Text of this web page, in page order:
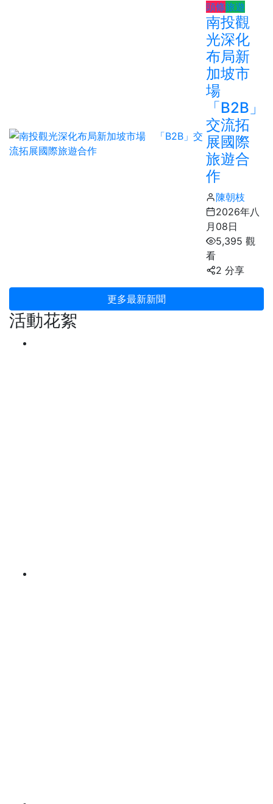
頭條旅遊
南投觀
光深化
布局新
加坡市
場
「B2B」
交流拓
展國際
旅遊合
作
陳朝枝
2026年八
月08日
5,395 觀
看
2 分享
更多最新新聞
活動花絮